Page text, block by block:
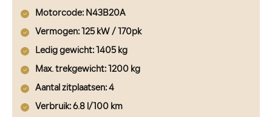
Motorcode: N43B20A
Vermogen: 125 kW / 170pk
Ledig gewicht: 1405 kg
Max. trekgewicht: 1200 kg
Aantal zitplaatsen: 4
Verbruik: 6.8 l/100 km